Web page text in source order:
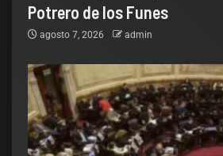
Potrero de los Funes
agosto 7, 2026 admin